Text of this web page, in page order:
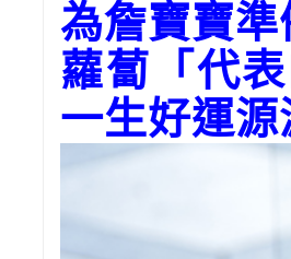
為詹寶寶
蘿蔔「代
一生好運源